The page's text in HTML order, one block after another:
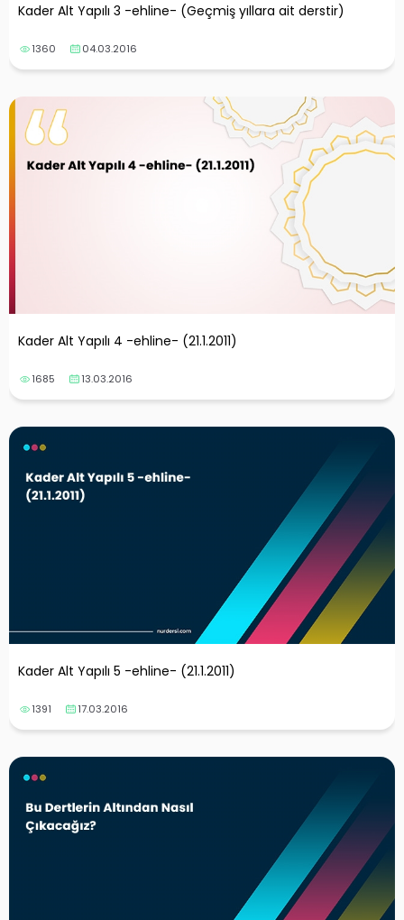
Kader Alt Yapılı 3 -ehline- (Geçmiş yıllara ait derstir)
1360 04.03.2016
Kader Alt Yapılı 4 -ehline- (21.1.2011)
1685 13.03.2016
Kader Alt Yapılı 5 -ehline- (21.1.2011)
1391 17.03.2016